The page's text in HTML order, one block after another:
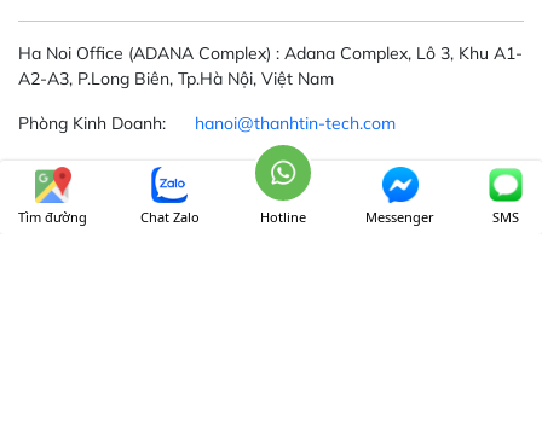
Ha Noi Office (ADANA Complex) : Adana Complex, Lô 3, Khu A1-
A2-A3, P.Long Biên, Tp.Hà Nội, Việt Nam
Phòng Kinh Doanh: hanoi@thanhtin-tech.com
Phòng Kỹ Thuật: service@thanhtin-tech.com
Tìm đường Chat Zalo Hotline Messenger SMS